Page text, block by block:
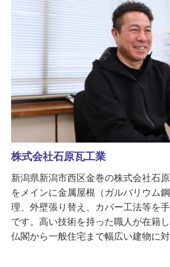
株式会社石原瓦工業
新潟県新潟市西区金巻の株式会社石
をメインに金属屋根（ガルバリウム
理、外壁張り替え、カバー工法等を
です。高い技術を持った職人が在籍
仏閣から一般住宅まで幅広い建物に対